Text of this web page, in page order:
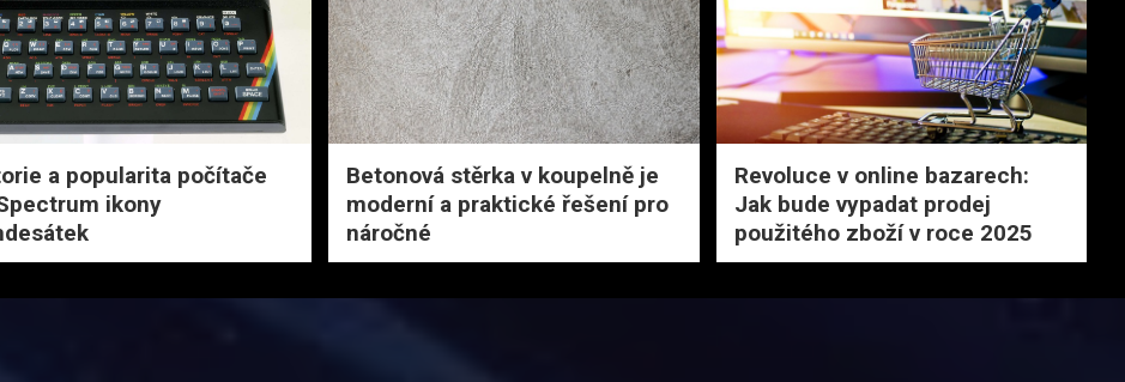
a popularita počítače
ikony
Betonová stěrka v koupelně je
moderní a praktické řešení pro
náročné
Revoluce v online bazarech:
Jak bude vypadat prodej
použitého zboží v roce 2025